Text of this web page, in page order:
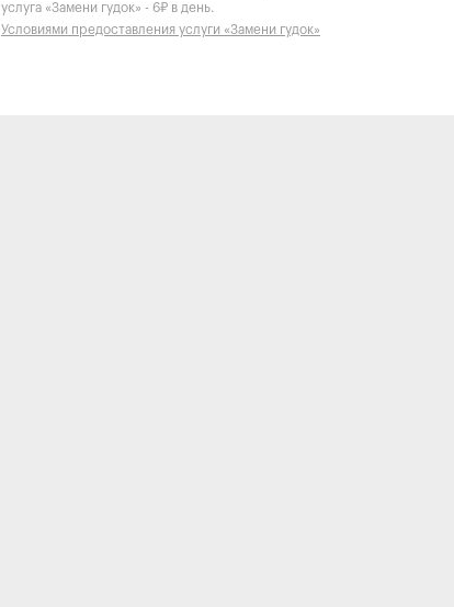
услуга «Замени гудок» - 6₽ в день.
Условиями предоставления услуги «Замени гудок»